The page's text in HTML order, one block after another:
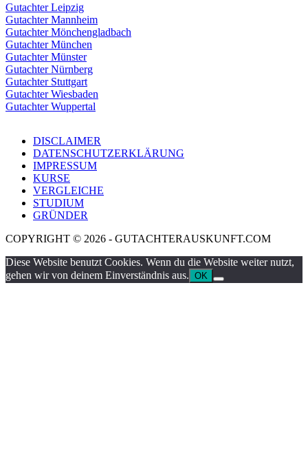
Gutachter Leipzig
Gutachter Mannheim
Gutachter Mönchengladbach
Gutachter München
Gutachter Münster
Gutachter Nürnberg
Gutachter Stuttgart
Gutachter Wiesbaden
Gutachter Wuppertal
DISCLAIMER
DATENSCHUTZERKLÄRUNG
IMPRESSUM
KURSE
VERGLEICHE
STUDIUM
GRÜNDER
COPYRIGHT © 2026 - GUTACHTERAUSKUNFT.COM
Diese Website benutzt Cookies. Wenn du die Website weiter nutzt,
gehen wir von deinem Einverständnis aus. OK